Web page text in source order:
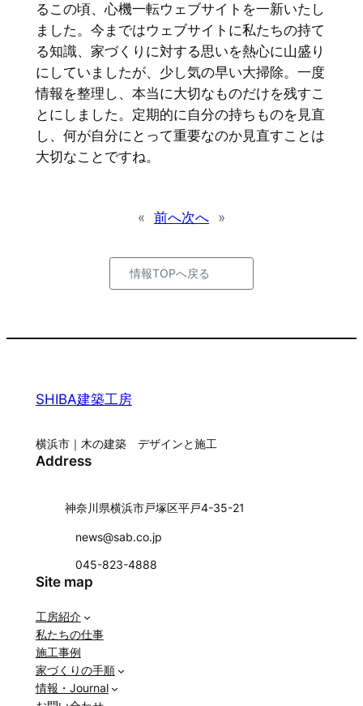
るこの頃、心機一転ウェブサイトを一新いたし
ました。今まではウェブサイトに私たちの持て
る知識、家づくりに対する思いを熱心に山盛り
にしていましたが、少し気の早い大掃除。一度
情報を整理し、本当に大切なものだけを残すこ
とにしました。定期的に自分の持ちものを見直
し、何が自分にとって重要なのか見直すことは
大切なことですね。
« 前へ次へ »
情報TOPへ戻る
SHIBA建築工房
横浜市｜木の建築 デザインと施工
Address
神奈川県横浜市戸塚区平戸4-35-21
news@sab.co.jp
045-823-4888
Site map
工房紹介
私たちの仕事
施工事例
家づくりの手順
情報・Journal